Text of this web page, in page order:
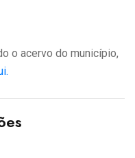
o acervo do município,